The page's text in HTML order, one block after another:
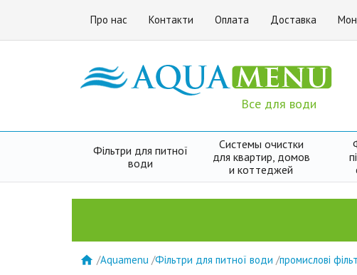
Про нас Контакти Оплата Доставка
Все для води
Фільтри для питної
води
Системы очистки
для квартир, домов
и коттеджей
 /Aquamenu /Фільтри для питної води /промислові